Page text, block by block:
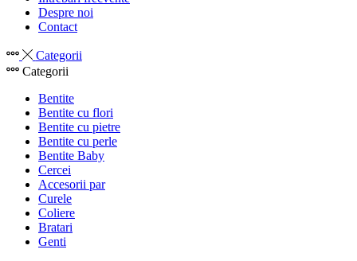
Despre noi
Contact
Categorii
Categorii
Bentite
Bentite cu flori
Bentite cu pietre
Bentite cu perle
Bentite Baby
Cercei
Accesorii par
Curele
Coliere
Bratari
Genti